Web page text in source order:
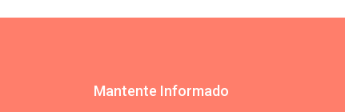
Mantente Informado